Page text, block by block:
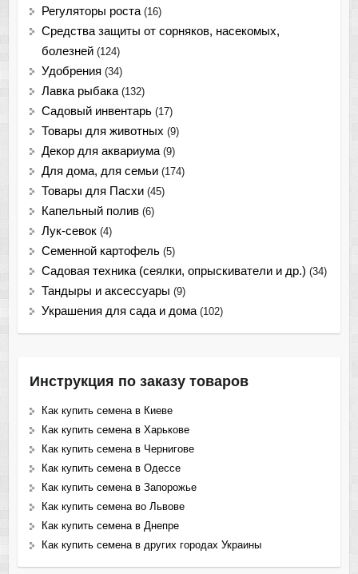
Регуляторы роста (16)
Средства защиты от сорняков, насекомых,
болезней (124)
Удобрения (34)
Лавка рыбака (132)
Садовый инвентарь (17)
Товары для животных (9)
Декор для аквариума (9)
Для дома, для семьи (174)
Товары для Пасхи (45)
Капельный полив (6)
Лук-севок (4)
Семенной картофель (5)
Садовая техника (сеялки, опрыскиватели и др.) (34)
Тандыры и аксессуары (9)
Украшения для сада и дома (102)
Инструкция по заказу товаров
Как купить семена в Киеве
Как купить семена в Харькове
Как купить семена в Чернигове
Как купить семена в Одессе
Как купить семена в Запорожье
Как купить семена во Львове
Как купить семена в Днепре
Как купить семена в других городах Украины